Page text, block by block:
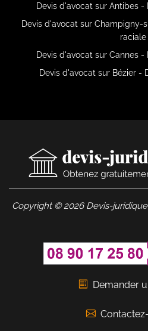
Devis d'avocat sur Antibes
Devis d'avocat sur Champigny-
raciale
Devis d'avocat sur Cannes
Devis d'avocat sur Bézier -
Copyright © 2026 Devis-
Demander